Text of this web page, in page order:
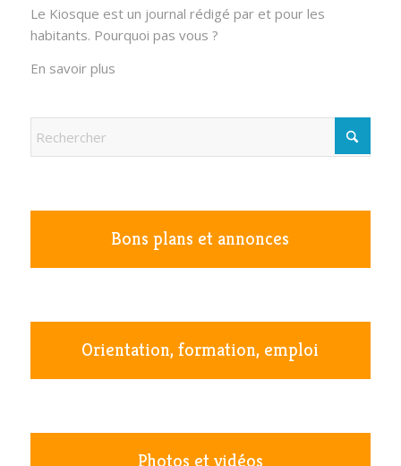
Le Kiosque est un journal rédigé par et pour les
habitants. Pourquoi pas vous ?
En savoir plus
Bons plans et annonces
Orientation, formation, emploi
Photos et vidéos